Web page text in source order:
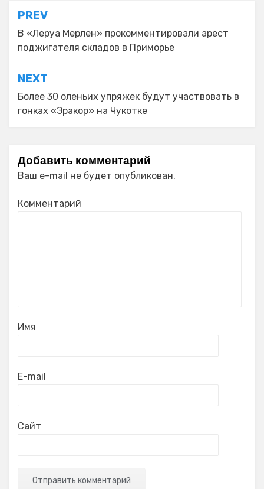
Навигация
по
записям
PREV
В «Леруа Мерлен» прокомментировали арест
поджигателя складов в Приморье
NEXT
Более 30 оленьих упряжек будут участвовать в
гонках «Эракор» на Чукотке
Добавить комментарий
Ваш e-mail не будет опубликован.
Комментарий
Имя
E-mail
Сайт